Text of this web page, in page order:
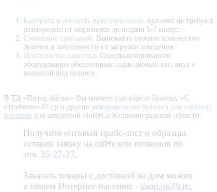
Быстрота и легкость приготовления. Булочки не требуют
разморозки: от морозилки до подачи 5-7 минут.
Снижение списаний. Выпекайте нужное количество
булочек в зависимости от загрузки заведения.
Постоянство качества. Специализированное
оборудование обеспечивает одинаковый вес, вкус и
внешний вид булочек.
В ТД «Питер-Кёльн» Вы можете приобрети булочку «С
отрубями» 42 гр и другие замороженные булочки для хлебной
корзины для заведений HoReCa Калининградской области.
Получите оптовый прайс-лист и образцы,
оставив заявку на сайте или позвонив по
тел. 35-27-27.
Заказать товары с доставкой на дом можно
в нашем Интернет-магазине - shop.pk39.ru.